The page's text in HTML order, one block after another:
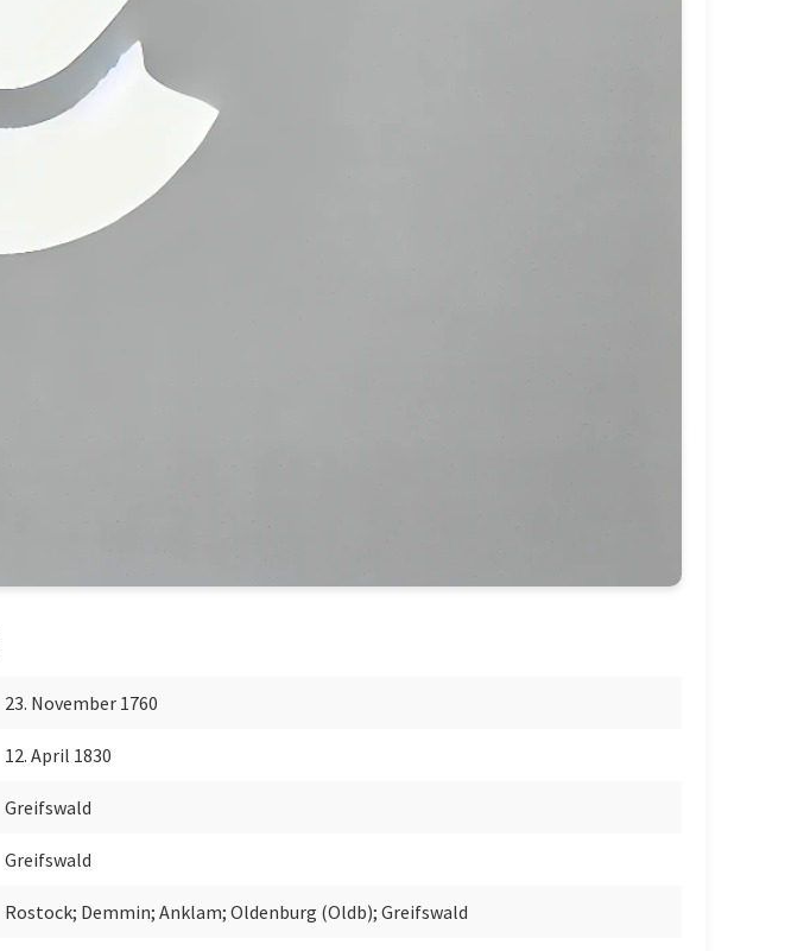
23. November 1760
12. April 1830
Greifswald
Greifswald
Rostock; Demmin; Anklam; Oldenburg (Oldb); Greifswald